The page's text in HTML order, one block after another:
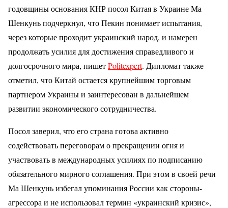
годовщины основания КНР посол Китая в Украине Ма
Шенкунь подчеркнул, что Пекин понимает испытания,
через которые проходит украинский народ, и намерен
продолжать усилия для достижения справедливого и
долгосрочного мира, пишетPolitexpert. Дипломат также
отметил, что Китай остается крупнейшим торговым
партнером Украины и заинтересован в дальнейшем
развитии экономического сотрудничества.
Посол заверил, что его страна готова активно
содействовать переговорам о прекращении огня и
участвовать в международных усилиях по подписанию
обязательного мирного соглашения. При этом в своей речи
Ма Шенкунь избегал упоминания России как стороны-
агрессора и не использовал термин «украинский кризис»,